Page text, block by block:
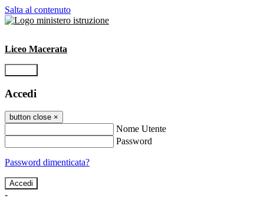
Salta al contenuto
Liceo Macerata
Accedi
button close ×
Nome Utente
Password
Password dimenticata?
-